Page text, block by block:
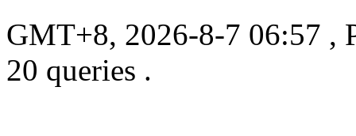
GMT+8, 2026-8-7 06:57 ,
20 queries .